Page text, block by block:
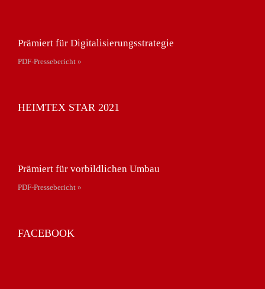
Prämiert für Digitalisierungsstrategie
PDF-Pressebericht »
HEIMTEX STAR 2021
Prämiert für vorbildlichen Umbau
PDF-Pressebericht »
FACEBOOK